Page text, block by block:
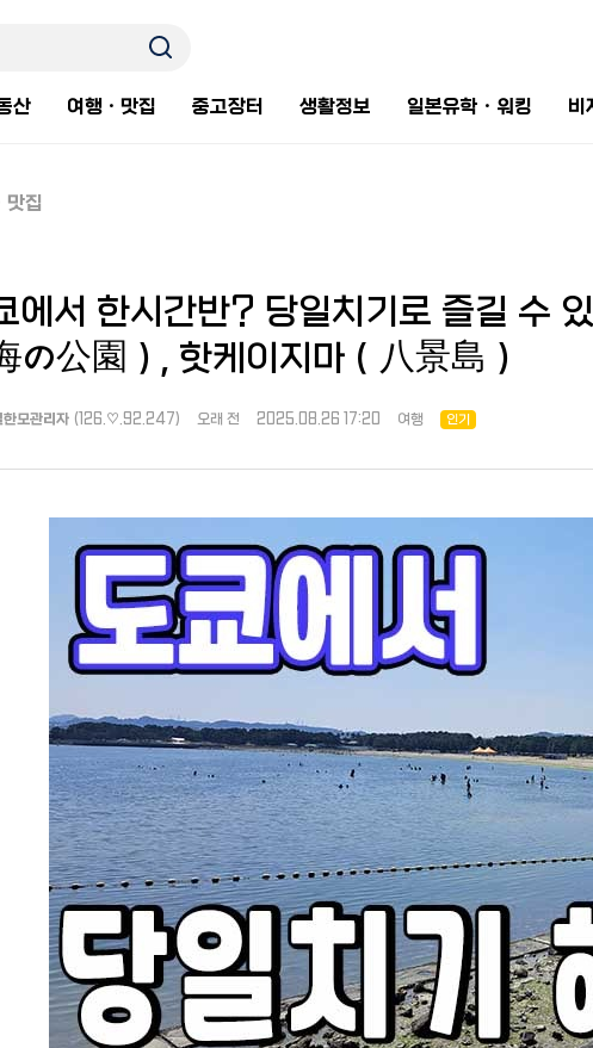
산 여행ㆍ맛집 중고장터 생활정보 일본유학ㆍ워킹 비
맛집
에서 한시간반? 당일치기로 즐길 수
の公園）, 핫케이지마（八景島）
한모관리자 (126.♡.92.247) 오래 전 2025.08.26 17:20 여행 인기